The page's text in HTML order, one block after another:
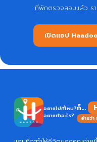
ที่พักตรวจสอบแล้ว ร
เปิดแอป Haadoo
อยากไปที่ไหน?
อยากทำอะไร?
ก็...
อ่านว่า